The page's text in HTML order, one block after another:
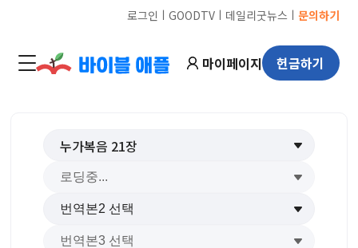
로그인 ㅣ GOODTVㅣ 데일리굿뉴스 ㅣ 문의하기
마이페이지 헌금하기
누가복음 21장